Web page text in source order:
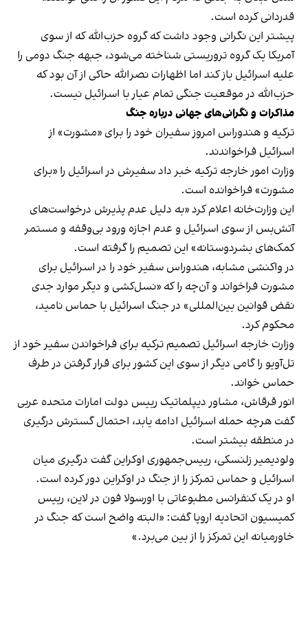
قدردانی کرده است.
پیشتر این نگرانی وجود داشت که گروه حزب‌الله که از سوی
آمریکا یک گروه تروریستی شناخته می‌شود، جبهه جنگ دومی را
علیه اسرائیل باز کند اما اظهارات نصرالله حاکی از آن بود که
حزب‌الله در موقعیت جنگی تمام عیار با اسرائیل نیست.
مذاکرات و نگرانی‌های جهانی درباره جنگ
ترکیه و هندوراس امروز سفیران خود را برای «مشورت» از
اسرائیل فراخواندند.
وزارت امور خارجه ترکیه خبر داد سفیرش در اسرائیل را «برای
مشورت» فراخوانده است.
این وزارت‌خانه اعلام کرد «به دلیل عدم پذیرش درخواست‌های
آتش‌بس از سوی اسرائیل و عدم اجازه ورود بی‌وقفه و مستمر
کمک‌های بشردوستانه» این تصمیم را گرفته است.
در واکنشی مشابه، هندوراس سفیر خود را در اسرائیل برای
مشورت فراخواند و آن‌چه را که «نسل‌کشی و دیگر موارد جدی
نقض قوانین‌ بین‌المللی» در جنگ اسرائیل با حماس نامید،
محکوم کرد.
وزارت خارجه اسرائیل تصمیم ترکیه برای فراخواندن سفیر خود از
تل‌آویو را گامی دیگر از سوی این کشور برای قرار گرفتن در طرف
حماس خواند.
انور قرقاش، مشاور دیپلماتیک رییس دولت امارات متحده عربی
گفت هر‌چه حمله اسرائیل ادامه یابد، احتمال گسترش درگیری
در منطقه بیشتر است.
ولودیمیر زلنسکی، رییس‌جمهوری اوکراین گفت درگیری میان
اسرائیل و حماس تمرکز را از جنگ در اوکراین دور کرده است.
او در یک کنفرانس مطبوعاتی با اورسولا فون در لاین، رییس
کمیسیون اتحادیه اروپا گفت: «البته واضح است که جنگ در
خاورمیانه این تمرکز را از بین می‌برد.»